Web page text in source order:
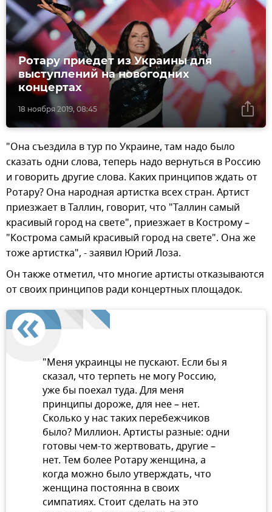
18 ноября 2019, 08:45
Ротару приедет из Украины для
выступлений на новогодних
концертах
"Она съездила в тур по Украине, там надо было
сказать одни слова, теперь надо вернуться в Россию
и говорить другие слова. Каких принципов ждать от
Ротару? Она народная артистка всех стран. Артист
приезжает в Таллин, говорит, что "Таллин самый
красивый город на свете", приезжает в Кострому –
"Кострома самый красивый город на свете". Она же
тоже артистка", - заявил Юрий Лоза.
Он также отметил, что многие артисты отказываются
от своих принципов ради концертных площадок.
"Меня украинцы не пускают. Если бы я
сказал, что терпеть не могу Россию,
уже бы поехал туда. Для меня
принципы дороже, для нее – нет.
Сколько у нас таких перебежчиков
было? Миллион. Артисты разные: одни
готовы чем-то жертвовать, другие –
нет. Тем более Ротару женщина, а
когда можно было утверждать, что
женщина постоянна в своих
симпатиях. Стоит сделать на это